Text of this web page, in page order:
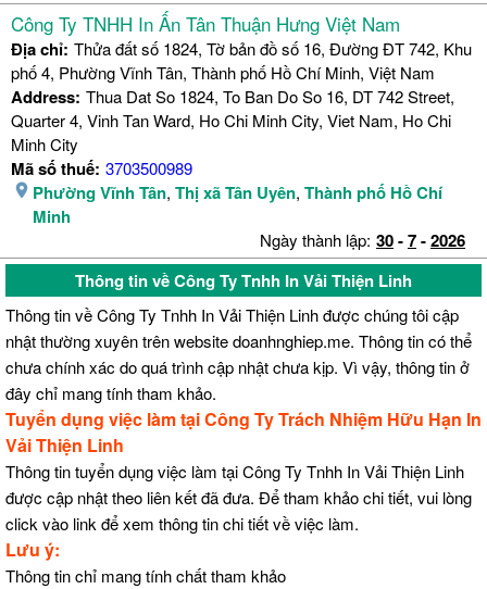
Công Ty TNHH In Ấn Tân Thuận Hưng Việt Nam
Địa chỉ: Thửa đất số 1824, Tờ bản đồ số 16, Đường ĐT 742, Khu
phố 4, Phường Vĩnh Tân, Thành phố Hồ Chí Minh, Việt Nam
Address: Thua Dat So 1824, To Ban Do So 16, DT 742 Street,
Quarter 4, Vinh Tan Ward, Ho Chi Minh City, Viet Nam, Ho Chi
Minh City
Mã số thuế: 3703500989
Phường Vĩnh Tân, Thị xã Tân Uyên, Thành phố Hồ Chí
Minh
Ngày thành lập: 30-7-2026
Thông tin về Công Ty Tnhh In Vải Thiện Linh
Thông tin về Công Ty Tnhh In Vải Thiện Linh được chúng tôi cập
nhật thường xuyên trên website doanhnghiep.me. Thông tin có thể
chưa chính xác do quá trình cập nhật chưa kịp. Vì vậy, thông tin ở
đây chỉ mang tính tham khảo.
Tuyển dụng việc làm tại Công Ty Trách Nhiệm Hữu Hạn In
Vải Thiện Linh
Thông tin tuyển dụng việc làm tại Công Ty Tnhh In Vải Thiện Linh
được cập nhật theo liên kết đã đưa. Để tham khảo chi tiết, vui lòng
click vào link để xem thông tin chi tiết về việc làm.
Lưu ý:
Thông tin chỉ mang tính chất tham khảo